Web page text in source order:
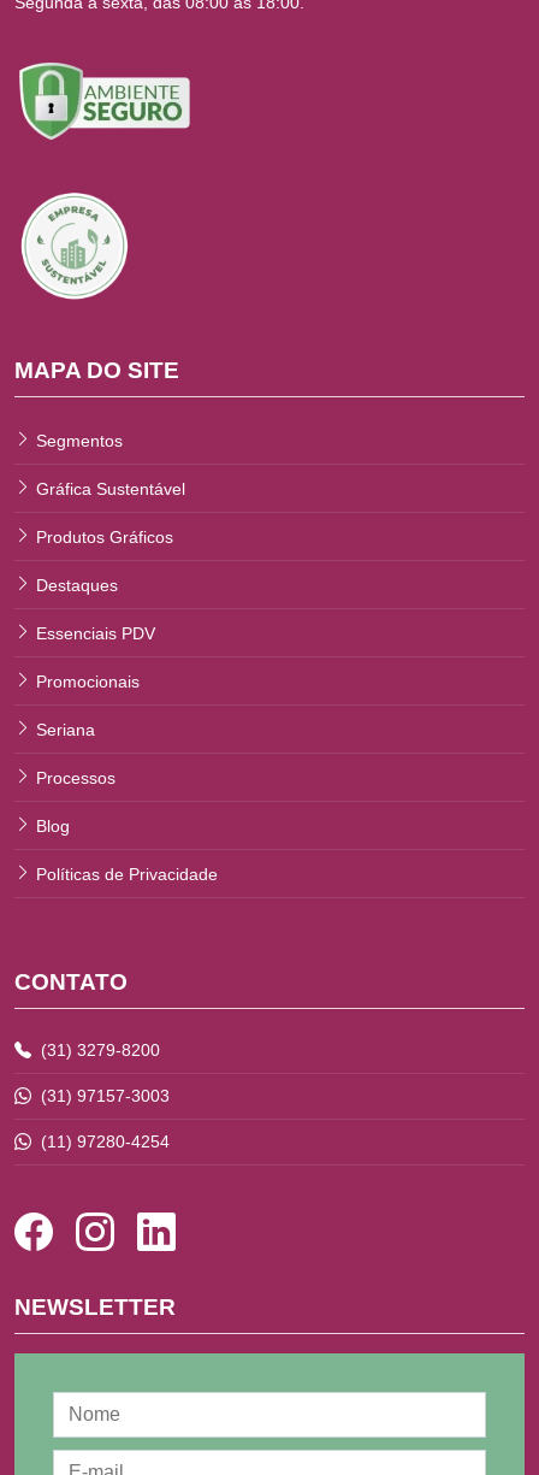
MAPA DO SITE
Segmentos
Gráfica Sustentável
Produtos Gráficos
Destaques
Essenciais PDV
Promocionais
Seriana
Processos
Blog
Políticas de Privacidade
CONTATO
(31) 3279-8200
(31) 97157-3003
(11) 97280-4254
NEWSLETTER